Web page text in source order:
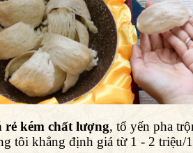
rẻ kém chất lượng, tổ yến pha
tôi khẳng định giá từ 1 - 2